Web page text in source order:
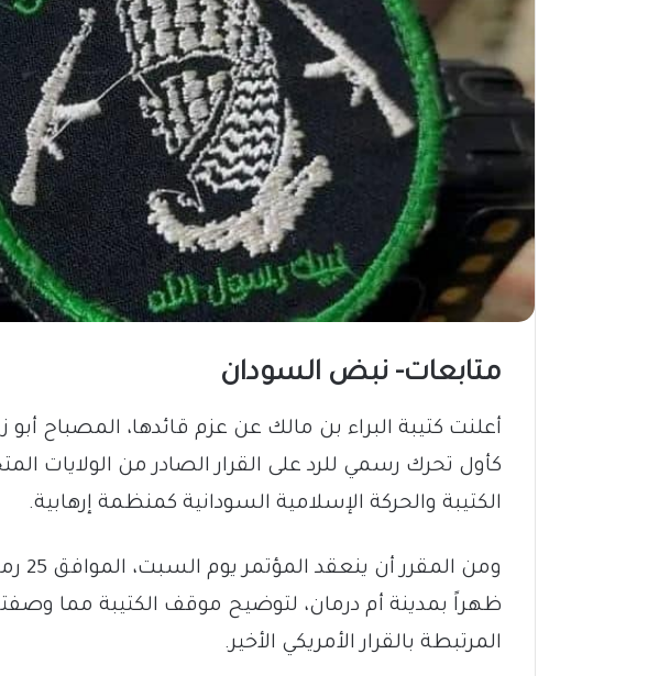
متابعات- نبض السودان
​أعلنت كتيبة البراء بن مالك عن عزم قائدها، المصباح
كأول تحرك رسمي للرد على القرار الصادر من الولايات
الكتيبة والحركة الإسلامية السودانية كمنظمة إرهابية.
ومن
ظهراً بمدينة أم درمان، لتوضيح موقف الكتيبة مما وصفته
المرتبطة بالقرار الأمريكي الأخير.